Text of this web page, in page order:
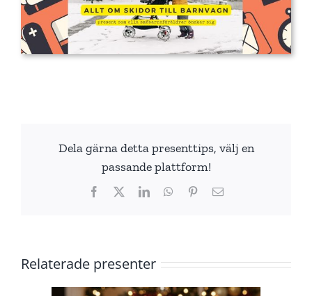
Dela gärna detta presenttips, välj en
passande plattform!
Facebook LinkedInWhatsApp
Pinterest
E-
Relaterade presenter